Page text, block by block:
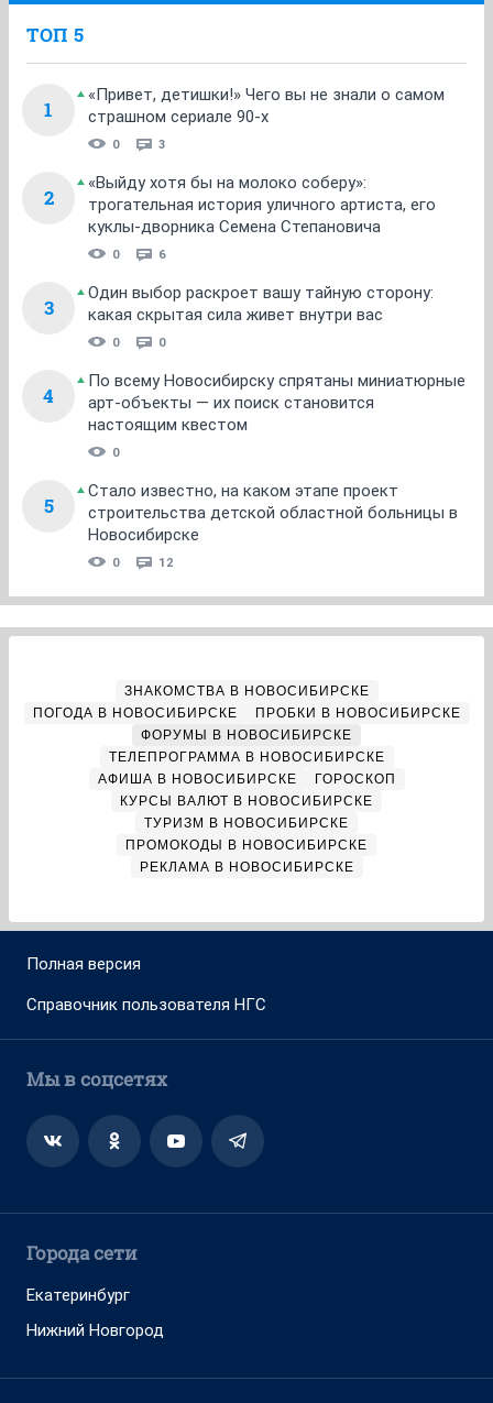
ТОП 5
1
«Привет, детишки!» Чего вы не знали о самом
страшном сериале 90-х
0 3
2
«Выйду хотя бы на молоко соберу»:
трогательная история уличного артиста, его
куклы-дворника Семена Степановича
0 6
3
Один выбор раскроет вашу тайную сторону:
какая скрытая сила живет внутри вас
0 0
4
По всему Новосибирску спрятаны миниатюрные
арт-объекты — их поиск становится
настоящим квестом
0
5
Стало известно, на каком этапе проект
строительства детской областной больницы в
Новосибирске
0 12
ЗНАКОМСТВА В НОВОСИБИРСКЕ
ПОГОДА В НОВОСИБИРСКЕ
ПРОБКИ В НОВОСИБИРСКЕ
ФОРУМЫ В НОВОСИБИРСКЕ
ТЕЛЕПРОГРАММА В НОВОСИБИРСКЕ
АФИША В НОВОСИБИРСКЕ
ГОРОСКОП
КУРСЫ ВАЛЮТ В НОВОСИБИРСКЕ
ТУРИЗМ В НОВОСИБИРСКЕ
ПРОМОКОДЫ В НОВОСИБИРСКЕ
РЕКЛАМА В НОВОСИБИРСКЕ
Полная версия
Справочник пользователя НГС
Мы в соцсетях
Города сети
Екатеринбург
Нижний Новгород